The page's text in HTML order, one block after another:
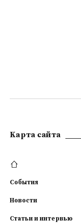
Kарта сайта
События
Новости
Статьи и интервью